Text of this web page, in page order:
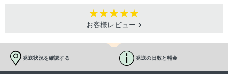
お客様レビュー
発送状況を確認する 発送の日数と料金